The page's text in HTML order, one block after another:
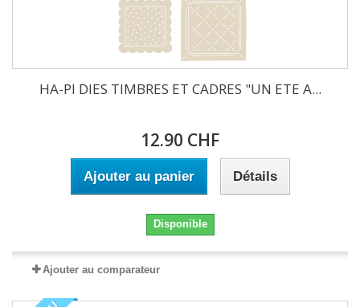
HA-PI DIES TIMBRES ET CADRES "UN ETE A...
12.90 CHF
Ajouter au panier Détails
Disponible
Ajouter au comparateur